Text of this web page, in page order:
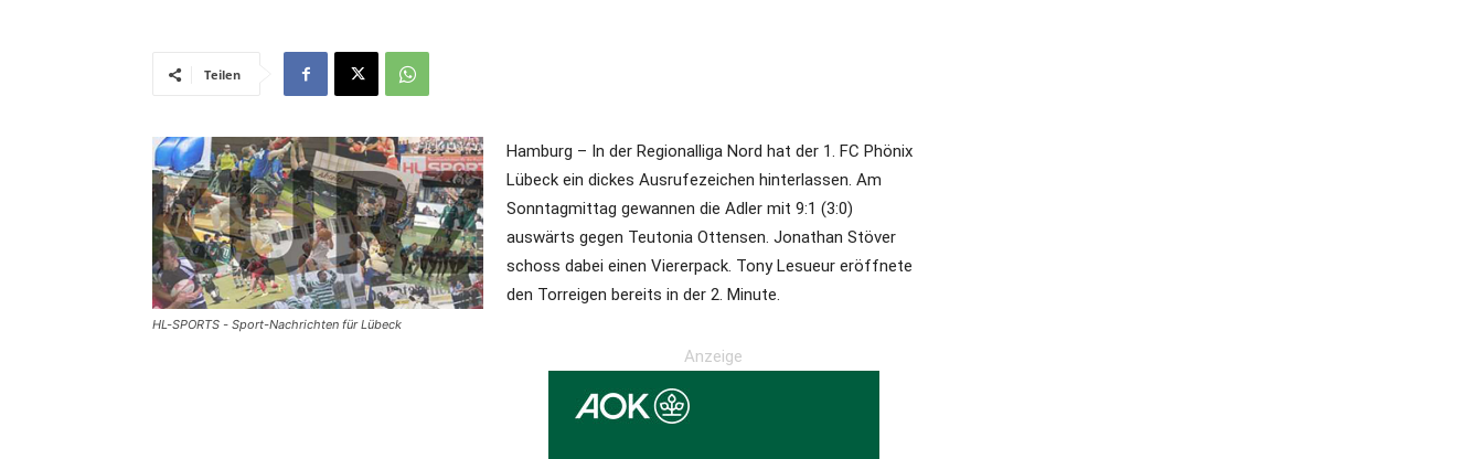
für
die
Teilen
HL-SPORTS - Sport-Nachrichten für Lübeck
Hamburg – In der Regionalliga Nord hat der 1. FC Phönix
Lübeck ein dickes Ausrufezeichen hinterlassen. Am
Sonntagmittag gewannen die Adler mit 9:1 (3:0)
auswärts gegen Teutonia Ottensen. Jonathan Stöver
schoss dabei einen Viererpack. Tony Lesueur eröffnete
den Torreigen bereits in der 2. Minute.
Anzeige